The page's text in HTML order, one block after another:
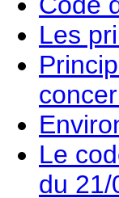
Les
Le
du 21/